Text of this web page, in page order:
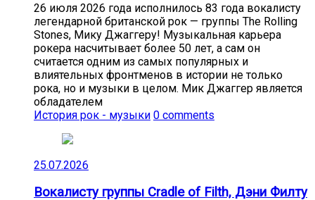
26 июля 2026 года исполнилось 83 года вокалисту
легендарной британской рок — группы The Rolling
Stones, Мику Джаггеру! Музыкальная карьера
рокера насчитывает более 50 лет, а сам он
считается одним из самых популярных и
влиятельных фронтменов в истории не только
рока, но и музыки в целом. Мик Джаггер является
обладателем
История рок - музыки 0 comments
25.07.2026
Вокалисту группы Cradle of Filth, Дэни Филту